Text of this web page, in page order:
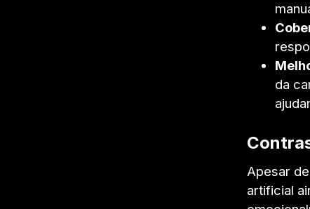
da
Apesar
artificial